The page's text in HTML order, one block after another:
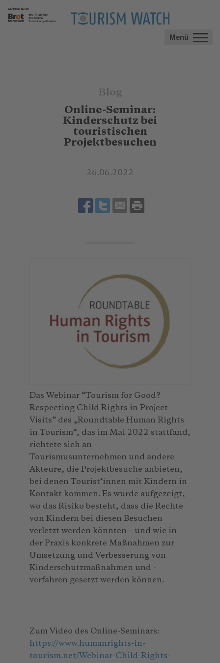
Menü
Blog
Online-Seminar:
Kinderschutz bei
touristischen
Projektbesuchen
26.06.2022
Das Webinar “Tourism for Good?
Respecting Child Rights in Project
Visits” des „Roundtable Human Rights
in Tourism“, das im Mai 2022 stattfand,
richtete sich an
Tourismusunternehmen und andere
Akteure, die Projektbesuche anbieten,
bei denen Tourist*innen mit Kindern in
Kontakt kommen. Es wurde aufgezeigt,
wo das Risiko besteht, dass die Rechte
von Kindern bei diesen Besuchen
verletzt werden könnten – und wie in
der Praxis konkrete Maßnahmen zur
Umsetzung und Verbesserung von
Kinderschutzmaßnahmen und -
verfahren gesetzt werden können.
Zum Video des Online-Seminars:
https://www.humanrights-in-
tourism.net/Webinar-Child-Rights-